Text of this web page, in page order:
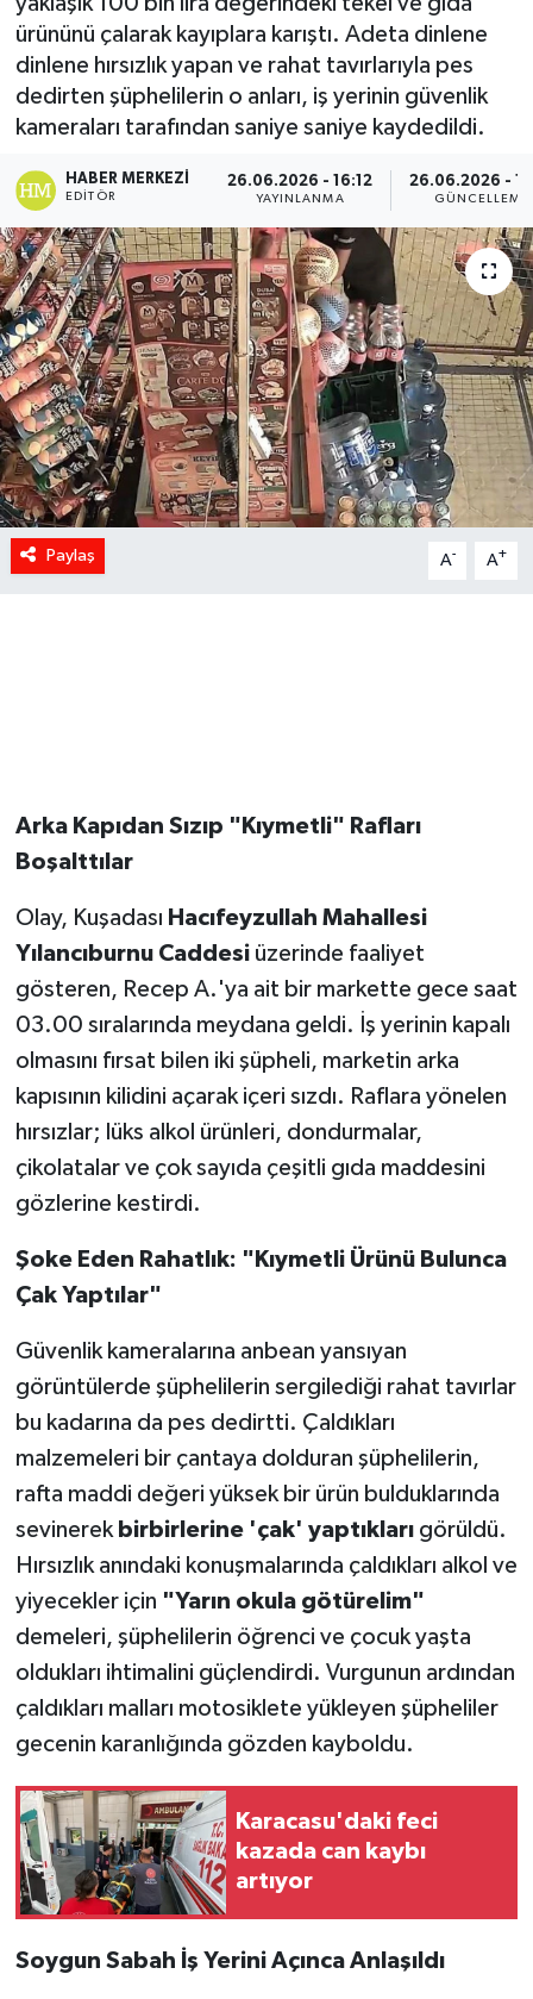
ürününü çalarak kayıplara karıştı. Adeta dinlene
dinlene hırsızlık yapan ve rahat tavırlarıyla pes
dedirten şüphelilerin o anları, iş yerinin güvenlik
kameraları tarafından saniye saniye kaydedildi.
HABER MERKEZI
EDITÖR
26.06.2026 - 16:12
YAYINLANMA
26.06.2026 -
GÜNCELLEME
Paylaş A- A+
Arka Kapıdan Sızıp "Kıymetli" Rafları
Boşalttılar
Olay, Kuşadası Hacıfeyzullah Mahallesi
Yılancıburnu Caddesiüzerinde faaliyet
gösteren, Recep A.'ya ait bir markette gece saat
03.00 sıralarında meydana geldi. İş yerinin kapalı
olmasını fırsat bilen iki şüpheli, marketin arka
kapısının kilidini açarak içeri sızdı. Raflara yönelen
hırsızlar; lüks alkol ürünleri, dondurmalar,
çikolatalar ve çok sayıda çeşitli gıda maddesini
gözlerine kestirdi.
Şoke Eden Rahatlık: "Kıymetli Ürünü Bulunca
Çak Yaptılar"
Güvenlik kameralarına anbean yansıyan
görüntülerde şüphelilerin sergilediği rahat tavırlar
bu kadarına da pes dedirtti. Çaldıkları
malzemeleri bir çantaya dolduran şüphelilerin,
rafta maddi değeri yüksek bir ürün bulduklarında
sevinerek birbirlerine 'çak' yaptıklarıgörüldü.
Hırsızlık anındaki konuşmalarında çaldıkları alkol ve
yiyecekler için "Yarın okula götürelim"
demeleri, şüphelilerin öğrenci ve çocuk yaşta
oldukları ihtimalini güçlendirdi. Vurgunun ardından
çaldıkları malları motosiklete yükleyen şüpheliler
gecenin karanlığında gözden kayboldu.
Karacasu'daki feci
kazada can kaybı
artıyor
Soygun Sabah İş Yerini Açınca Anlaşıldı